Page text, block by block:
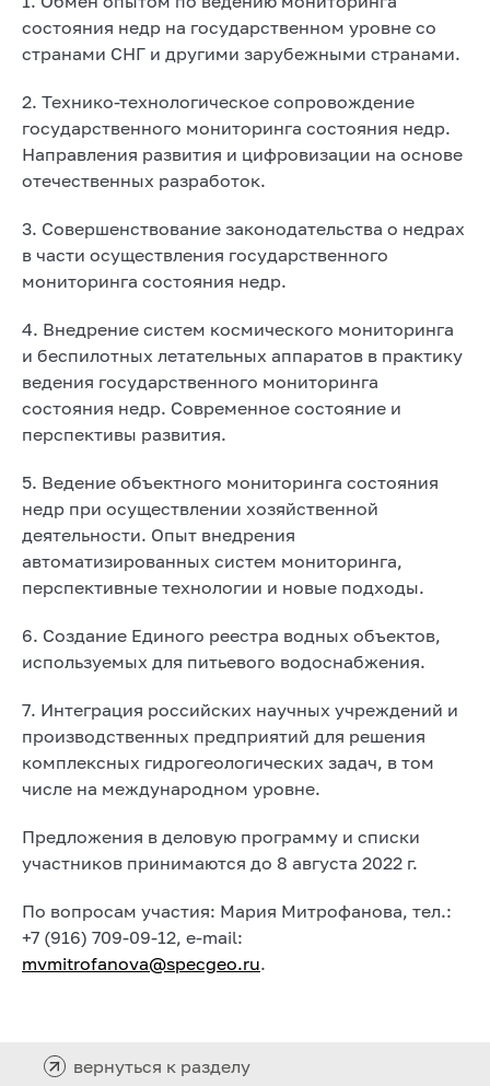
состояния недр на государственном уровне со
странами СНГ и другими зарубежными странами.
2. Технико-технологическое сопровождение
государственного мониторинга состояния недр.
Направления развития и цифровизации на основе
отечественных разработок.
3. Совершенствование законодательства о недрах
в части осуществления государственного
мониторинга состояния недр.
4. Внедрение систем космического мониторинга
и беспилотных летательных аппаратов в практику
ведения государственного мониторинга
состояния недр. Современное состояние и
перспективы развития.
5. Ведение объектного мониторинга состояния
недр при осуществлении хозяйственной
деятельности. Опыт внедрения
автоматизированных систем мониторинга,
перспективные технологии и новые подходы.
6. Создание Единого реестра водных объектов,
используемых для питьевого водоснабжения.
7. Интеграция российских научных учреждений и
производственных предприятий для решения
комплексных гидрогеологических задач, в том
числе на международном уровне.
Предложения в деловую программу и списки
участников принимаются до 8 августа 2022 г.
По вопросам участия: Мария Митрофанова, тел.:
+7 (916) 709-09-12, e-mail:
mvmitrofanova@specgeo.ru.
вернуться к разделу